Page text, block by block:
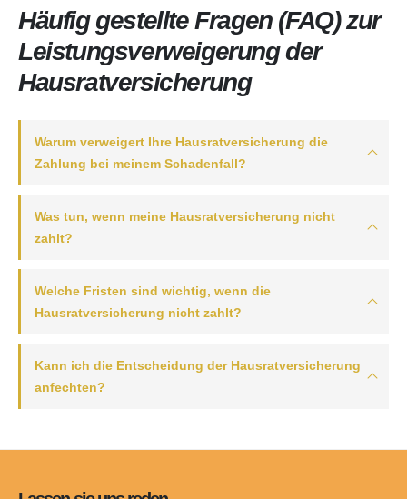
About Us
Häufig gestellte Fragen (FAQ) zur
Leistungsverweigerung der
Hausratversicherung
Warum verweigert Ihre Hausratversicherung die
Zahlung bei meinem Schadenfall?
Was tun, wenn meine Hausratversicherung nicht
zahlt?
Welche Fristen sind wichtig, wenn die
Hausratversicherung nicht zahlt?
Kann ich die Entscheidung der Hausratversicherung
anfechten?